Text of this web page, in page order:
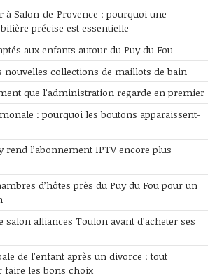
à Salon-de-Provence : pourquoi une
précise est essentielle
aux enfants autour du Puy du Fou
nouvelles collections de maillots de bain
que l’administration regarde en premier
: pourquoi les boutons apparaissent-
rend l’abonnement IPTV encore plus
d’hôtes près du Puy du Fou pour un
salon alliances Toulon avant d’acheter ses
de l’enfant après un divorce : tout
faire les bons choix